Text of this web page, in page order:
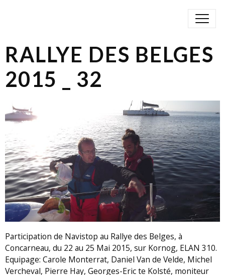
RALLYE DES BELGES
2015 _ 32
Participation de Navistop au Rallye des Belges, à
Concarneau, du 22 au 25 Mai 2015, sur Kornog, ELAN 310.
Equipage: Carole Monterrat, Daniel Van de Velde, Michel
Vercheval, Pierre Hay, Georges-Eric te Kolsté, moniteur